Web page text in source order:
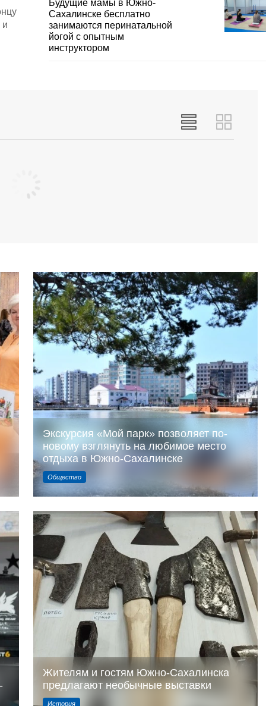
и
Будущие мамы в Южно-
Сахалинске бесплатно
занимаются перинатальной
йогой с опытным
инструктором
Экскурсия «Мой парк» позволяет по-
новому взглянуть на любимое место
отдыха в Южно-Сахалинске
Общество
Жителям и гостям Южно-Сахалинска
предлагают необычные выставки
История